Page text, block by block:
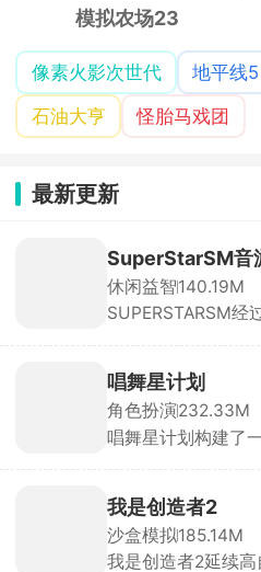
模拟农场23
像素火影次世代 地平线5
石油大亨
怪胎马戏团
最新更新
SuperStarSM音
休闲益智140.19M
SUPERSTARSM经
到判定线的瞬间点
准敲击即可积累分
除此之外，游戏还
成体系与实时PK竞
唱舞星计划
角色扮演232.33M
唱舞星计划构建了
衣服，用跳舞的方
技，提升自己的艺
活性。游戏中有大
也可以自由探索，
我是创造者2
沙盒模拟185.14M
我是创造者2延续高